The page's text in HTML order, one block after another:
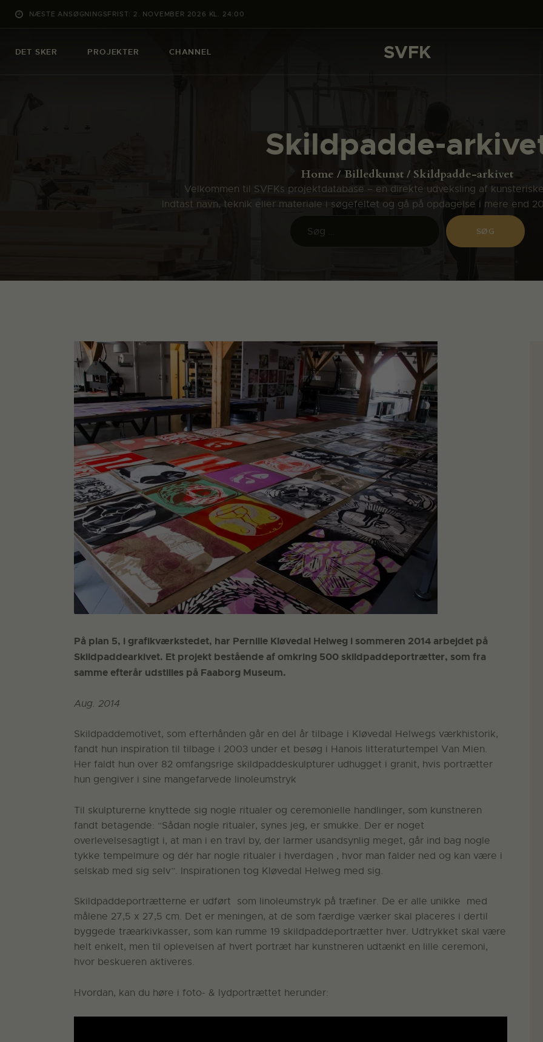
NÆSTE ANSØGNINGSFRIST: 2. NOVEMBER 2026 KL. 24:00
DET SKER PROJEKTER CHANNEL SVFK
Skildpadde-
Home Billedkunst Skildpadde-arkivet
Velkommen til SVFKs projektdatabase – en direkte udveksling af
Indtast navn, teknik eller materiale i søgefeltet og gå på opdagelse i mere end
SVFK
PROJEKTER
CHANNEL
OM SVFK
ENGLISH
På plan 5, i grafikværkstedet, har Pernille Kløvedal Helweg i sommeren 2014 arbejdet på
Skildpaddearkivet. Et projekt bestående af omkring 500 skildpaddeportrætter, som fra
samme efterår udstilles på Faaborg Museum.
Aug. 2014
Skildpaddemotivet, som efterhånden går en del år tilbage i Kløvedal Helwegs værkhistorik,
fandt hun inspiration til tilbage i 2003 under et besøg i Hanois litteraturtempel Van Mien.
Her faldt hun over 82 omfangsrige skildpaddeskulpturer udhugget i granit, hvis portrætter
hun gengiver i sine mangefarvede linoleumstryk
Til skulpturerne knyttede sig nogle ritualer og ceremonielle handlinger, som kunstneren
fandt betagende: “Sådan nogle ritualer, synes jeg, er smukke. Der er noget
overlevelsesagtigt i, at man i en travl by, der larmer usandsynlig meget, går ind bag nogle
tykke tempelmure og dér har nogle ritualer i hverdagen , hvor man falder ned og kan være i
selskab med sig selv”. Inspirationen tog Kløvedal Helweg med sig.
Skildpaddeportrætterne er udført som linoleumstryk på træfiner. De er alle unikke med
målene 27,5 x 27,5 cm. Det er meningen, at de som færdige værker skal placeres i dertil
byggede træarkivkasser, som kan rumme 19 skildpaddeportrætter hver. Udtrykket skal være
helt enkelt, men til oplevelsen af hvert portræt har kunstneren udtænkt en lille ceremoni,
hvor beskueren aktiveres.
Hvordan, kan du høre i foto- & lydportrættet herunder: